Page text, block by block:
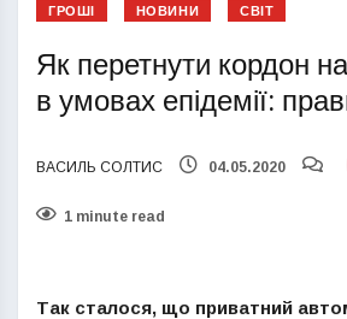
ГРОШІ НОВИНИ СВІТ
Як перетнути кордон
в умовах епідемії:
ВАСИЛЬ СОЛТИС 04.05.2020
1 minute read
Так сталося, що приватний